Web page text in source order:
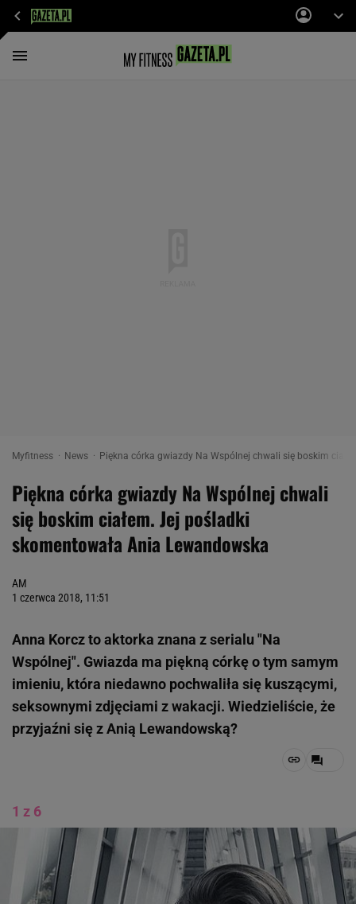
Myfitness News Piękna córka gwiazdy Na Wspólnej chwali się boskim
Piękna córka gwiazdy Na Wspólnej chwali
się boskim ciałem. Jej pośladki
skomentowała Ania Lewandowska
AM
1 czerwca 2018, 11:51
Anna Korcz to aktorka znana z serialu "Na
Wspólnej". Gwiazda ma piękną córkę o tym samym
imieniu, która niedawno pochwaliła się kuszącymi,
seksownymi zdjęciami z wakacji. Wiedzieliście, że
przyjaźni się z Anią Lewandowską?
1 z 6